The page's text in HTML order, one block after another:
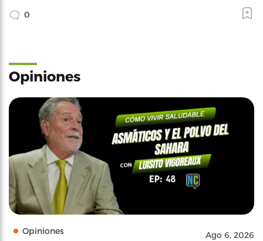
0
Opiniones
Opiniones Ago 6, 2026